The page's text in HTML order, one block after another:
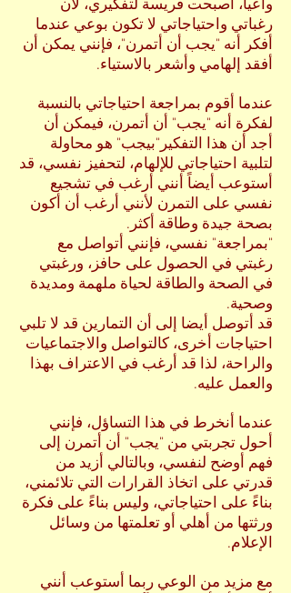
واعياً، أصبحت فريسة لتفكيري، لأن
رغباتي واحتياجاتي لا تكون بوعي عندما
أفكر أنه "يجب أن أتمرن"، فإنني يمكن أن
أفقد إلهامي وأشعر بالاستياء.
عندما أقوم بمراجعة احتياجاتي بالنسبة
لفكرة أنه "يجب" أن أتمرن، فيمكن أن
أجد أن هذا التفكير"بيجب" هو محاولة
لتلبية احتياجاتي للإلهام، لتحفيز نفسي، قد
أستوعب أيضاً أنني أرغب في تشجيع
نفسي على التمرن لأنني أرغب أن أكون
بصحة جيدة وطاقة أكثر.
"بمراجعة" نفسي، فإنني أتواصل مع
رغبتي في الحصول على حافز، ورغبتي
في الصحة والطاقة لحياة ملهمة ومديدة
وصحية.
قد أتوصل أيضا إلى أن التمارين قد لا تلبي
احتياجات أخرى، كالتواصل والاجتماعيات
والراحة، لذا قد أرغب في الاعتراف بهذا
والعمل عليه.
عندما أنخرط في هذا التساؤل، فإنني
أحول تجربتي من "يجب" أن أتمرن إلى
فهم أوضح لنفسي، وبالتالي أزيد من
قدرتي على اتخاذ القرارات التي تلائمني،
بناءً على احتياجاتي، وليس بناءً على فكرة
ورثتها من أهلي أو تعلمتها من وسائل
الإعلام.
مع مزيد من الوعي ربما أستوعب أنني